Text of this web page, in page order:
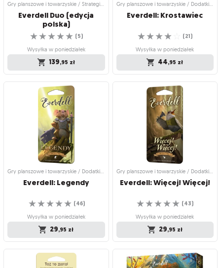
Gry planszowe i towarzyskie / Strategiczne gry planszowe
Everdell Duo (edycja
polska)
☆
☆
☆
☆
☆ (5)
Wysyłka w poniedziałek
139,95 zł
Gry planszowe i towarzyskie /
Strategiczne gry planszowe
Everdell Duo (edycja
polska)
Podróż przez historię Everdell
☆
☆
☆
☆
Wysyłka w poniedziałek
139,95 zł
Gry planszowe i towarzyskie / Dodatki do gier
Everdell:Krostawiec
☆
☆
☆
☆ (21)
Wysyłka w poniedziałek
44,95 zł
Gry planszowe i towarzyskie / Dodatki
do gier
Everdell: Krostawiec
Wprowadź szczura do swojej gry
☆
☆
☆
☆
Wysyłka w poniedziałek
44,95 zł
Gry planszowe i towarzyskie / Dodatki do gier
Everdell:Legendy
☆
☆
☆
☆
☆ (46)
Wysyłka w poniedziałek
29,95 zł
Gry planszowe i towarzyskie / Dodatki
do gier
Gry planszowe i towarzyskie / Dodatki do gier
Everdell:Więcej!Więcej!
☆
☆
☆
☆
☆ (43)
Wysyłka w poniedziałek
29,95 zł
Gry planszowe i towarzyskie / Dodatki
do gier